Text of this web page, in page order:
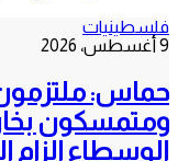
فلسطينيات
9 أغسطس، 2026
حماس: ملتزمون
ومتمسكون
الوسطاء إلزام